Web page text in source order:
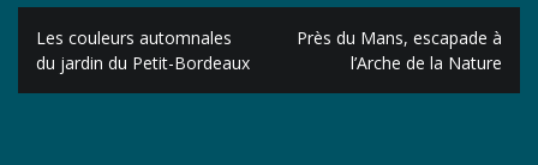
Navigation
de
l’article
Les couleurs automnales
du jardin du Petit-Bordeaux
Près du Mans, escapade à
l’Arche de la Nature